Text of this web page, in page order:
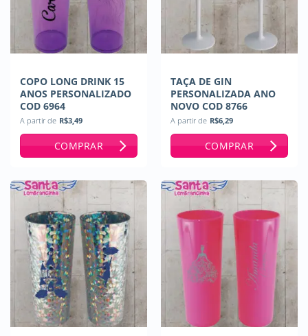
COPO LONG DRINK 15
ANOS PERSONALIZADO
COD 6964
A partir de R$3,49
COMPRAR
TAÇA DE GIN
PERSONALIZADA ANO
NOVO COD 8766
A partir de R$6,29
COMPRAR